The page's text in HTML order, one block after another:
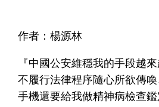
作者：楊源林
『中國公安維穩我的手段越
不履行法律程序隨心所欲傳
手機還要給我做精神病檢查